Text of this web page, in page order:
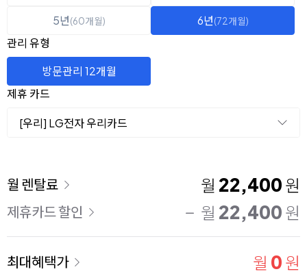
5년(60개월) 6년(72개월)
관리 유형
방문관리 12개월
제휴 카드
[우리] LG전자 우리카드
이용 요금
월 렌탈료 월 22,400 원
제휴카드 할인 월 22,400 원
최대혜택가 월 0 원